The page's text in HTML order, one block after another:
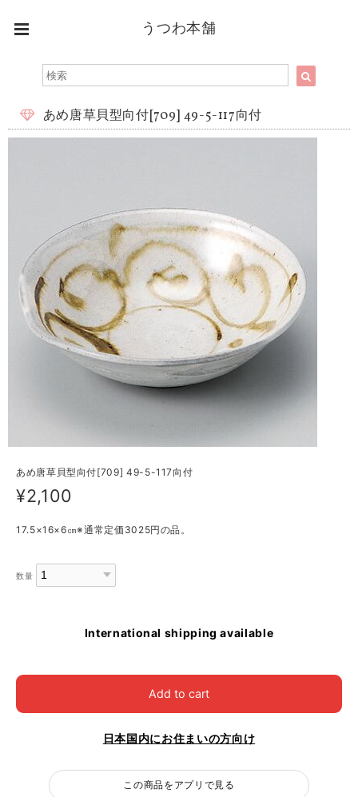
うつわ本舗
あめ唐草貝型向付[709] 49-5-117向付
あめ唐草貝型向付[709] 49-5-117向付
¥2,100
17.5×16×6㎝※通常定価3025円の品。
数量
International shipping available
Add to cart
日本国内にお住まいの方向け
この商品をアプリで見る